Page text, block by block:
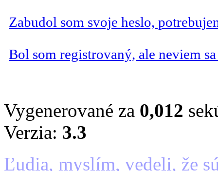
Zabudol som svoje heslo,
Bol som registrovaný, ale neviem
Vygenerované za 0,012
Verzia: 3.3
Ľudia, myslím, vedeli, že